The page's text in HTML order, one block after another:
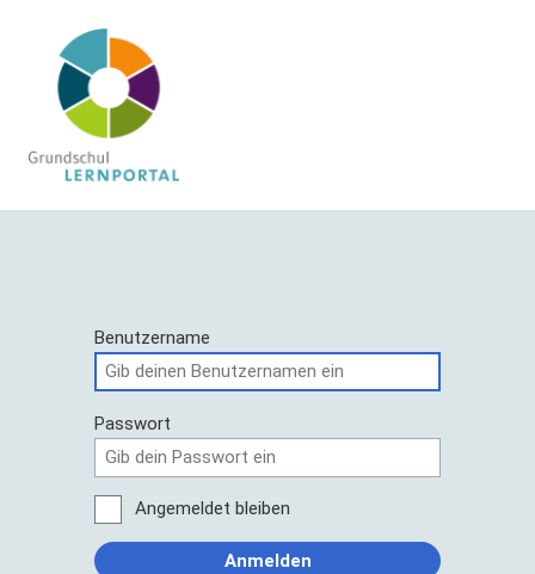
Benutzername
Passwort
Angemeldet bleiben
Anmelden